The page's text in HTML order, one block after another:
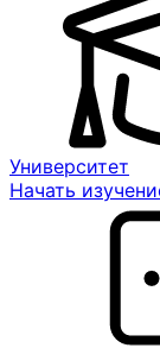
Университет
Начать